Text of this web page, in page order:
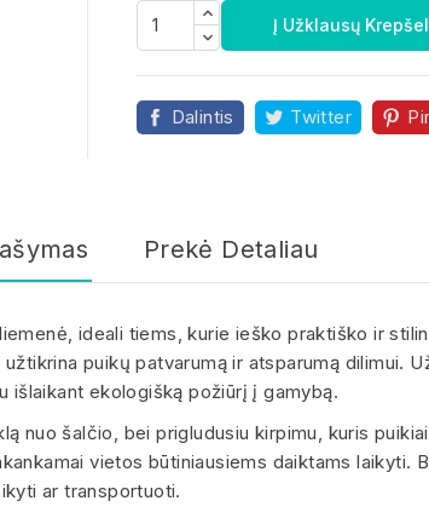
Į Užklausų
Dalintis Twitter
Prekė Detaliau
ideali tiems, kurie ieško praktiško ir
puikų patvarumą ir atsparumą dilimui.
išlaikant ekologišką požiūrį į gamybą.
nuo šalčio, bei prigludusiu kirpimu, kuris
vietos būtiniausiems daiktams laikyti.
ar transportuoti.